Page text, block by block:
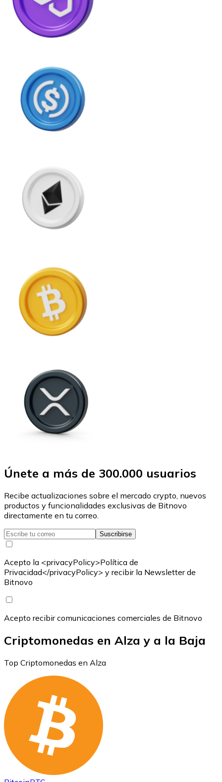
Únete a más de 300.000 usuarios
Recibe actualizaciones sobre el mercado crypto, nuevos
productos y funcionalidades exclusivas de Bitnovo
directamente en tu correo.
Suscribirse
Acepto la <privacyPolicy>Política de
Privacidad</privacyPolicy> y recibir la Newsletter de
Bitnovo
Acepto recibir comunicaciones comerciales de Bitnovo
Criptomonedas en Alza y a la Baja
Top Criptomonedas en Alza